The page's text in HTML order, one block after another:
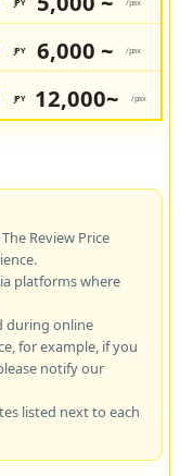
JPY 6,000 ~ /pax
JPY 12,000~ /pax
Review Price
platforms where
during online
for example, if you
notify our
listed next to each